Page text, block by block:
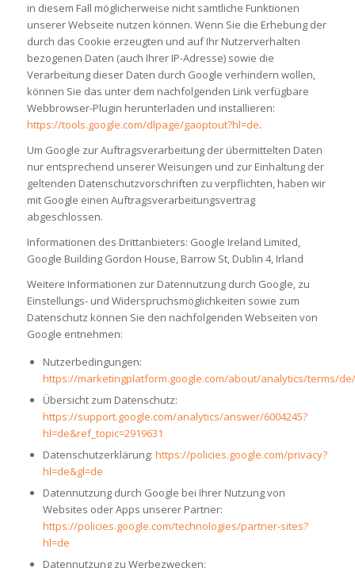
in diesem Fall möglicherweise nicht sämtliche Funktionen
unserer Webseite nutzen können. Wenn Sie die Erhebung der
durch das Cookie erzeugten und auf Ihr Nutzerverhalten
bezogenen Daten (auch Ihrer IP-Adresse) sowie die
Verarbeitung dieser Daten durch Google verhindern wollen,
können Sie das unter dem nachfolgenden Link verfügbare
Webbrowser-Plugin herunterladen und installieren:
https://tools.google.com/dlpage/gaoptout?hl=de.
Um Google zur Auftragsverarbeitung der übermittelten Daten
nur entsprechend unserer Weisungen und zur Einhaltung der
geltenden Datenschutzvorschriften zu verpflichten, haben wir
mit Google einen Auftragsverarbeitungsvertrag
abgeschlossen.
Informationen des Drittanbieters: Google Ireland Limited,
Google Building Gordon House, Barrow St, Dublin 4, Irland
Weitere Informationen zur Datennutzung durch Google, zu
Einstellungs- und Widerspruchsmöglichkeiten sowie zum
Datenschutz können Sie den nachfolgenden Webseiten von
Google entnehmen:
Nutzerbedingungen:
https://marketingplatform.google.com/about/analytics/terms/de/
Übersicht zum Datenschutz:
https://support.google.com/analytics/answer/6004245?
hl=de&ref_topic=2919631
Datenschutzerklärung: https://policies.google.com/privacy?
hl=de&gl=de
Datennutzung durch Google bei Ihrer Nutzung von
Websites oder Apps unserer Partner:
https://policies.google.com/technologies/partner-sites?
hl=de
Datennutzung zu Werbezwecken: